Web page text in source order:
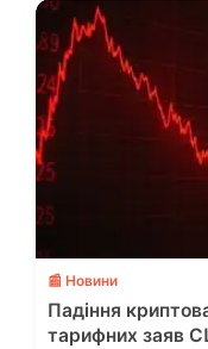
📰 Новини
Падіння
тарифних заяв